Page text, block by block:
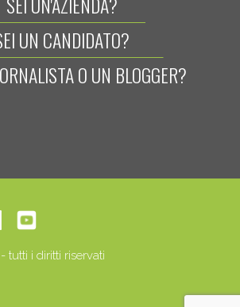
UN CANDIDATO?
O UN BLOGGER?
tutti i diritti riservati